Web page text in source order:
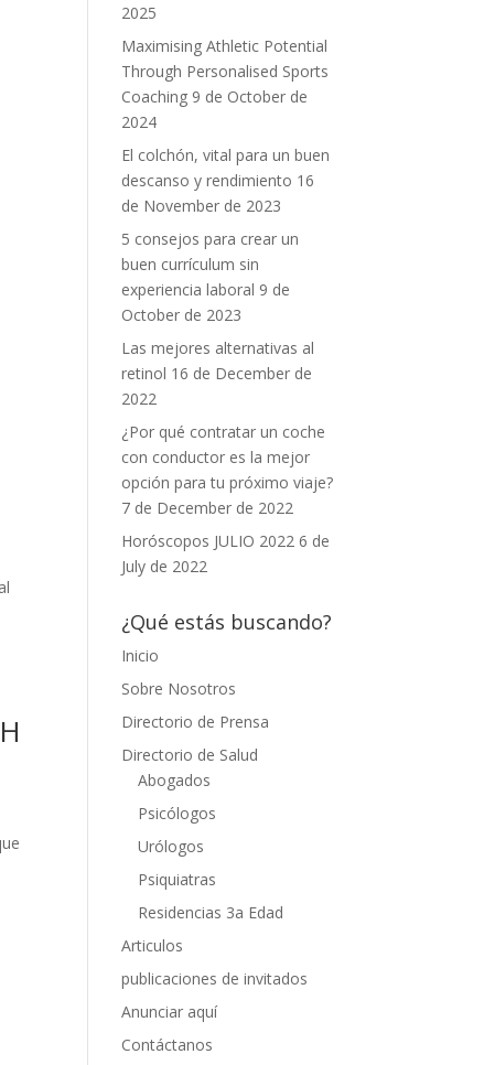
2025
Maximising Athletic Potential
Through Personalised Sports
Coaching 9 de October de
2024
El colchón, vital para un buen
descanso y rendimiento 16
de November de 2023
5 consejos para crear un
buen currículum sin
experiencia laboral 9 de
October de 2023
Las mejores alternativas al
retinol 16 de December de
2022
¿Por qué contratar un coche
con conductor es la mejor
opción para tu próximo viaje?
7 de December de 2022
Horóscopos JULIO 2022 6 de
July de 2022
¿Qué estás buscando?
Inicio
Sobre Nosotros
Directorio de Prensa
Directorio de Salud
Abogados
Psicólogos
Urólogos
Psiquiatras
Residencias 3a Edad
Articulos
publicaciones de invitados
Anunciar aquí
Contáctanos